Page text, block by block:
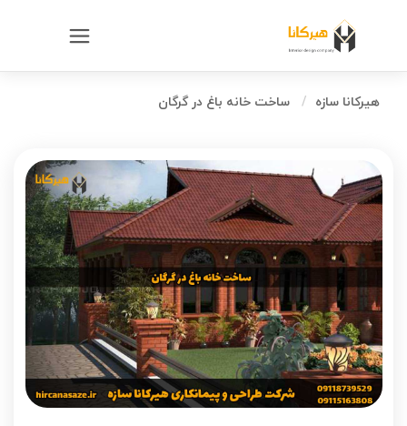
هیرکانا سازه ساخت خانه باغ در گرگان